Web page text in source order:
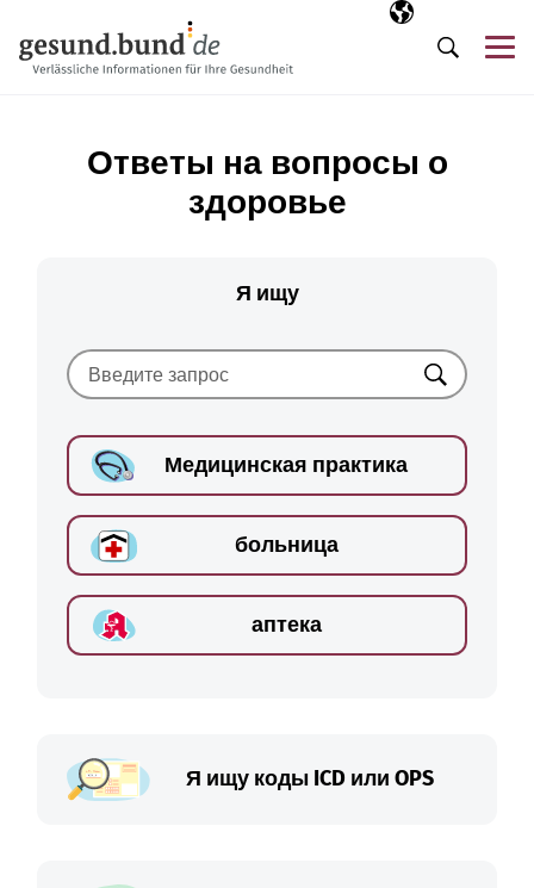
Выбранный
RU
Поиск
Ответы на вопросы о
здоровье
Я ищу
Искать
Медицинская практика
больница
аптека
Я ищу коды ICD или OPS